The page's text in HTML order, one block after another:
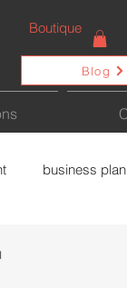
Boutique
Blog
business plan